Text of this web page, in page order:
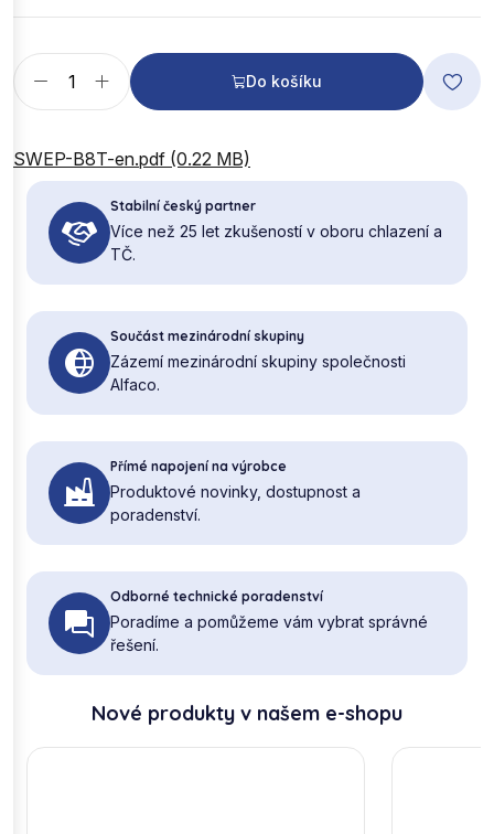
Do košíku
SWEP-B8T-en.pdf (0.22 MB)
Stabilní český partner
Více než 25 let zkušeností v oboru chlazení a
TČ.
Součást mezinárodní skupiny
Zázemí mezinárodní skupiny společnosti
Alfaco.
Přímé napojení na výrobce
Produktové novinky, dostupnost a
poradenství.
Odborné technické poradenství
Poradíme a pomůžeme vám vybrat správné
řešení.
Nové produkty v našem e-shopu